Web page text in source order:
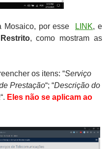
Mosaico, por esse LINK, e
, como mostram as
os itens: “Serviço
Prestação“; “Descrição do
“. Eles não se aplicam ao